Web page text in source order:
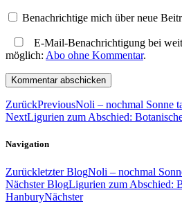
Benachrichtige mich über neue
E-Mail-Benachrichtigung bei
möglich: Abo ohne Kommentar.
ZurückPreviousNoli – nochmal Sonne
NextLigurien zum Abschied:
Navigation
Zurückletzter BlogNoli – nochmal
Nächster BlogLigurien zum Abschied:
HanburyNächster